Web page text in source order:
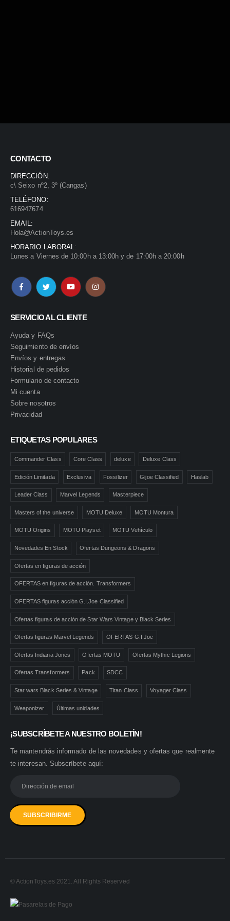
CONTACTO
DIRECCIÓN:
c\ Seixo nº2, 3º (Cangas)
TELÉFONO:
616947674
EMAIL:
Hola@ActionToys.es
HORARIO LABORAL:
Lunes a Viernes de 10:00h a 13:00h y de 17:00h a 20:00h
SERVICIO AL CLIENTE
Ayuda y FAQs
Seguimiento de envíos
Envíos y entregas
Historial de pedidos
Formulario de contacto
Mi cuenta
Sobre nosotros
Privacidad
ETIQUETAS POPULARES
Commander Class Core Class deluxe Deluxe Class
Edición Limitada Exclusiva Fossilizer Gijoe Classified Haslab
Leader Class Marvel Legends Masterpiece
Masters of the universe MOTU Deluxe MOTU Montura
MOTU Origins MOTU Playset MOTU Vehículo
Novedades En Stock Ofertas Dungeons & Dragons
Ofertas en figuras de acción
OFERTAS en figuras de acción. Transformers
OFERTAS figuras acción G.I.Joe Classified
Ofertas figuras de acción de Star Wars Vintage y Black Series
Ofertas figuras Marvel Legends OFERTAS G.I.Joe
Ofertas Indiana Jones Ofertas MOTU Ofertas Mythic Legions
Ofertas Transformers Pack SDCC
Star wars Black Series & Vintage Titan Class Voyager Class
Weaponizer Últimas unidades
¡SUBSCRÍBETE A NUESTRO BOLETÍN!
Te mantendrás informado de las novedades y ofertas que realmente
te interesan. Subscríbete aquí:
© ActionToys.es 2021. All Rights Reserved